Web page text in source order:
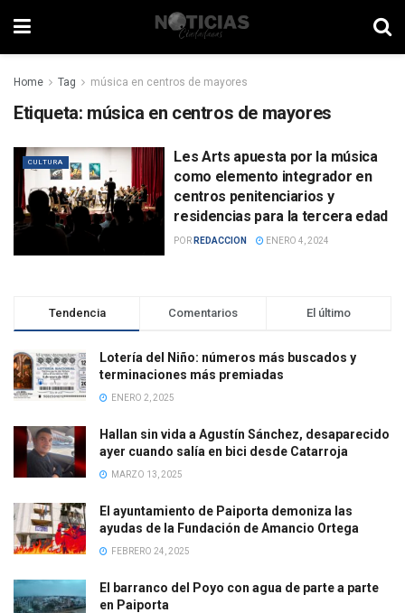
Home Tag música en centros de mayores
Etiqueta: música en centros de mayores
CULTURA
Les Arts apuesta por la música
como elemento integrador en
centros penitenciarios y
residencias para la tercera edad
POR REDACCION ENERO 4, 2024
Tendencia Comentarios El último
Lotería del Niño: números más buscados y
terminaciones más premiadas
ENERO 2, 2025
Hallan sin vida a Agustín Sánchez, desaparecido
ayer cuando salía en bici desde Catarroja
MARZO 13, 2025
El ayuntamiento de Paiporta demoniza las
ayudas de la Fundación de Amancio Ortega
FEBRERO 24, 2025
El barranco del Poyo con agua de parte a parte
en Paiporta